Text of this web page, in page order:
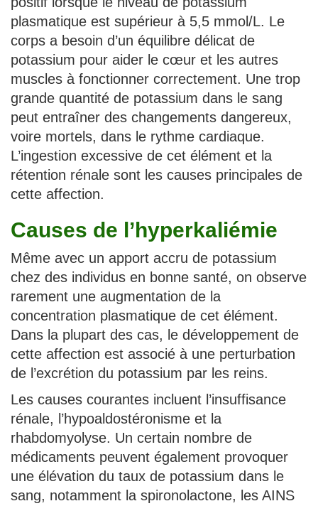
plasmatique est supérieur à 5,5 mmol/L. Le
corps a besoin d’un équilibre délicat de
potassium pour aider le cœur et les autres
muscles à fonctionner correctement. Une trop
grande quantité de potassium dans le sang
peut entraîner des changements dangereux,
voire mortels, dans le rythme cardiaque.
L’ingestion excessive de cet élément et la
rétention rénale sont les causes principales de
cette affection.
Causes de l’hyperkaliémie
Même avec un apport accru de potassium
chez des individus en bonne santé, on observe
rarement une augmentation de la
concentration plasmatique de cet élément.
Dans la plupart des cas, le développement de
cette affection est associé à une perturbation
de l’excrétion du potassium par les reins.
Les causes courantes incluent l’insuffisance
rénale, l’hypoaldostéronisme et la
rhabdomyolyse. Un certain nombre de
médicaments peuvent également provoquer
une élévation du taux de potassium dans le
sang, notamment la spironolactone, les AINS